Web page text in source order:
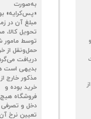
«پس‌کرایه» بوده و
مبلغ آن در زمان
تحویل کالا، مستقیماً
توسط مامور شرکت
حمل‌ونقل از خریدار
دریافت می‌گردد.
بدیهی است هزینه
مذکور خارج از فاکتور
فروشگاه هیچ‌گونه
دخل و تصرفی در